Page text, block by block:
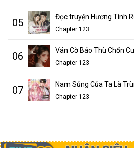
05
Chapter 123
06 Ván Cờ Báo Thù Chốn
Chapter 123
07 Nam Sủng Của Ta Là
Chapter 123